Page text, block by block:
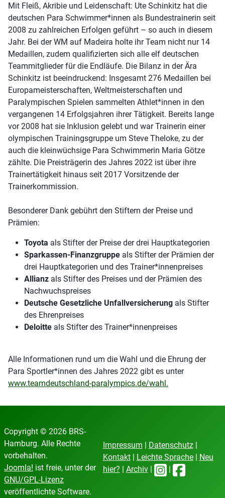
Mit Fleiß, Akribie und Leidenschaft: Ute Schinkitz hat die
deutschen Para Schwimmer*innen als Bundestrainerin seit
2008 zu zahlreichen Erfolgen geführt – so auch in diesem
Jahr. Bei der WM auf Madeira holte ihr Team nicht nur 14
Medaillen, zudem qualifizierten sich alle elf deutschen
Teammitglieder für die Endläufe. Die Bilanz in der Ära
Schinkitz ist beeindruckend: Insgesamt 276 Medaillen bei
Europameisterschaften, Weltmeisterschaften und
Paralympischen Spielen sammelten Athlet*innen in den
vergangenen 14 Erfolgsjahren ihrer Tätigkeit. Bereits lange
vor 2008 hat sie Inklusion gelebt und war Trainerin einer
olympischen Trainingsgruppe um Steve Theloke, zu der
auch die kleinwüchsige Para Schwimmerin Maria Götze
zählte. Die Preisträgerin des Jahres 2022 ist über ihre
Trainertätigkeit hinaus seit 2017 Vorsitzende der
Trainerkommission.
Besonderer Dank gebührt den Stiftern der Preise und
Prämien:
Toyota als Stifter der Preise der drei Hauptkategorien
Sparkassen-Finanzgruppe als Stifter der Prämien der
drei Hauptkategorien und des Trainer*innenpreises
Allianz als Stifter des Preises und der Prämien des
Nachwuchspreises
Deutsche Gesetzliche Unfallversicherung als Stifter
des Ehrenpreises
Deloitte als Stifter des Trainer*innenpreises
Alle Informationen rund um die Wahl und die Ehrung der
Para Sportler*innen des Jahres 2022 gibt es unter
www.teamdeutschland-paralympics.de/wahl.
Copyright © 2026 BRS-
Hamburg. Alle Rechte
vorbehalten.
Joomla! ist freie, unter der
GNU/GPL-Lizenz
veröffentlichte Software.
Impressum Datenschutz|
Kontakt| Leichte Sprache|
Neu
hier?
Archiv|